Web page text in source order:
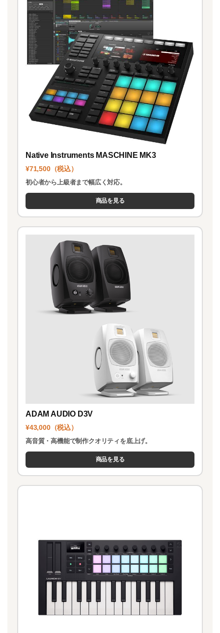
Native Instruments MASCHINE MK3
¥71,500（税込）
初心者から上級者まで幅広く対応。
商品を見る
ADAM AUDIO D3V
¥43,000（税込）
高音質・高機能で制作クオリティを底上げ。
商品を見る